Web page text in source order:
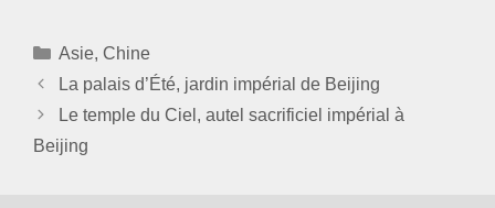
Catégories
Asie, Chine
La palais d’Été, jardin impérial de Beijing
Le temple du Ciel, autel sacrificiel impérial à
Beijing